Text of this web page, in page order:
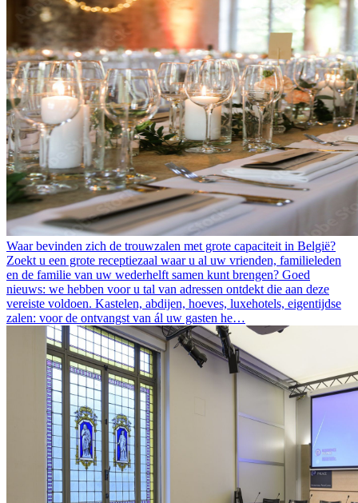
Waar bevinden zich de trouwzalen met grote capaciteit in België?
Zoekt u een grote receptiezaal waar u al uw vrienden, familieleden
en de familie van uw wederhelft samen kunt brengen? Goed
nieuws: we hebben voor u tal van adressen ontdekt die aan deze
vereiste voldoen. Kastelen, abdijen, hoeves, luxehotels, eigentijdse
zalen: voor de ontvangst van ál uw gasten he…